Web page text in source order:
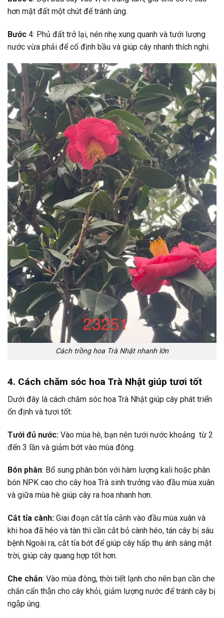
hơn mặt đất một chút để tránh úng.
Bước 4: Phủ đất trở lại, nén nhẹ xung quanh và tưới lượng
nước vừa phải để cố định bầu và giúp cây nhanh thích nghi.
Cách trồng hoa Trà Nhật nhanh lớn
4. Cách chăm sóc hoa Trà Nhật giúp tươi tốt
Dưới đây là cách chăm sóc hoa Trà Nhật giúp cây phát triển
ổn định và tươi tốt:
Tưới đủ nước: Vào mùa hè, bạn nên tưới nước khoảng từ 2
đến 3 lần và giảm bớt vào mùa đông.
Bón phân: Bổ sung phân bón với hàm lượng kali hoặc phân
bón NPK cao cho cây hoa Trà sinh trưởng vào đầu mùa xuân
và giữa mùa hè giúp cây ra hoa nhanh hơn.
Cắt tỉa cành: Giai đoạn cắt tỉa cảnh vào đầu mùa xuân và
khi hoa đã héo và tàn thì cần cắt bỏ cành héo, tán cây bị sâu
bệnh.Ngoài ra, cắt tỉa bớt để giúp cây hấp thụ ánh sáng mặt
trời, giúp cây quang hợp tốt hơn.
Che chắn: Vào mùa đông, thời tiết lạnh cho nên bạn cần che
chắn cẩn thận cho cây khỏi, giảm lượng nước để tránh cây bị
ngập úng.